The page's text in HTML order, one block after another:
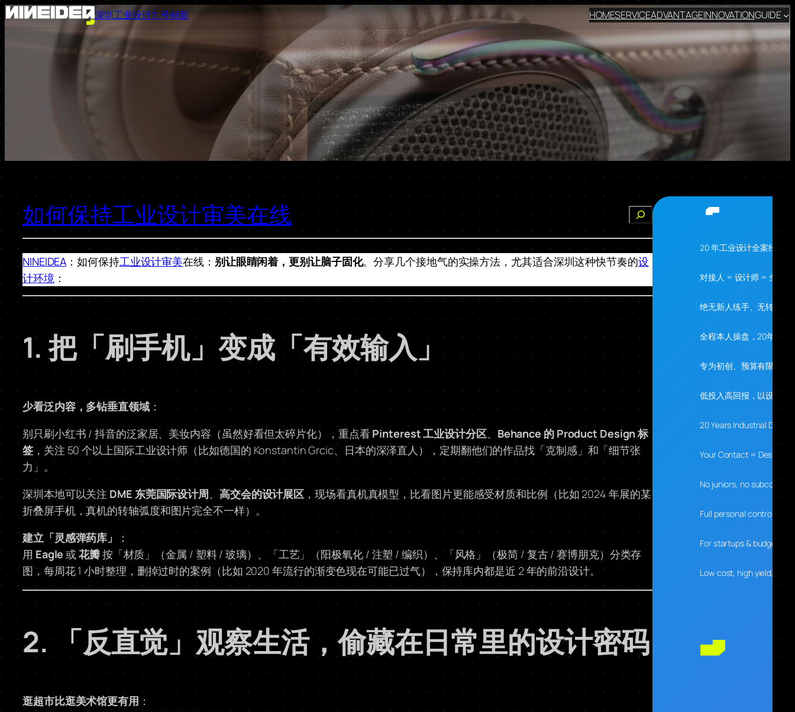
跳
深圳工业设计九号创新 HOMESERVICEADVANTAGEINNOVATIONGUIDE
如何保持工业设计审美在线
搜
索
NINEIDEA ：如何保持工业设计审美在线： 别让眼睛闲着，更别让脑子固化。分享几个接地气的实操方法，尤其适合深圳这种快节奏的设
计环境：
1. 把「刷手机」变成「有效输入」
少看泛内容，多钻垂直领域：
别只刷小红书 / 抖音的泛家居、美妆内容（虽然好看但太碎片化），重点看Pinterest 工业设计分区、 Behance 的 Product Design 标
签，关注 50 个以上国际工业设计师（比如德国的 Konstantin Grcic、日本的深泽直人），定期翻他们的作品找「克制感」和「细节张
力」。
深圳本地可以关注DME 东莞国际设计周、 高交会的设计展区 ，现场看真机真模型，比看图片更能感受材质和比例（比如 2024 年展的某
折叠屏手机，真机的转轴弧度和图片完全不一样）。
建立「灵感弹药库」
：
用 Eagle 或花瓣按「材质」（金属 / 塑料 / 玻璃）、「工艺」（阳极氧化 / 注塑 / 编织）、「风格」（极简 / 复古 / 赛博朋克）分类存
图，每周花 1 小时整理，删掉过时的案例（比如 2020 年流行的渐变色现在可能已过气），保持库内都是近 2 年的前沿设计。
2. 「反直觉」观察生活，偷藏在日常里的设计密码
逛超市比逛美术馆更有用 ：
20 年工业设计全案经验
对接人 = 设计师 = 全程
绝无新人练手、无转包、
全程本人操盘，20年经验
专为初创、预算有限、需
低投入高回报，以设计落
20 Years Industrial
Your Contact = Designer
No juniors, no
Full personal control, 20
For startups & budget-
Low cost, high yield,